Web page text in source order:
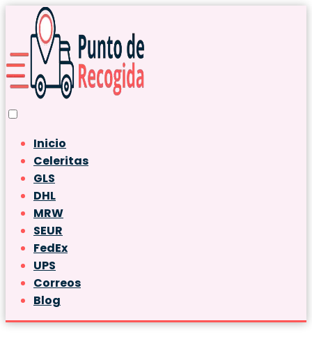
Inicio
Celeritas
GLS
DHL
MRW
SEUR
FedEx
UPS
Correos
Blog